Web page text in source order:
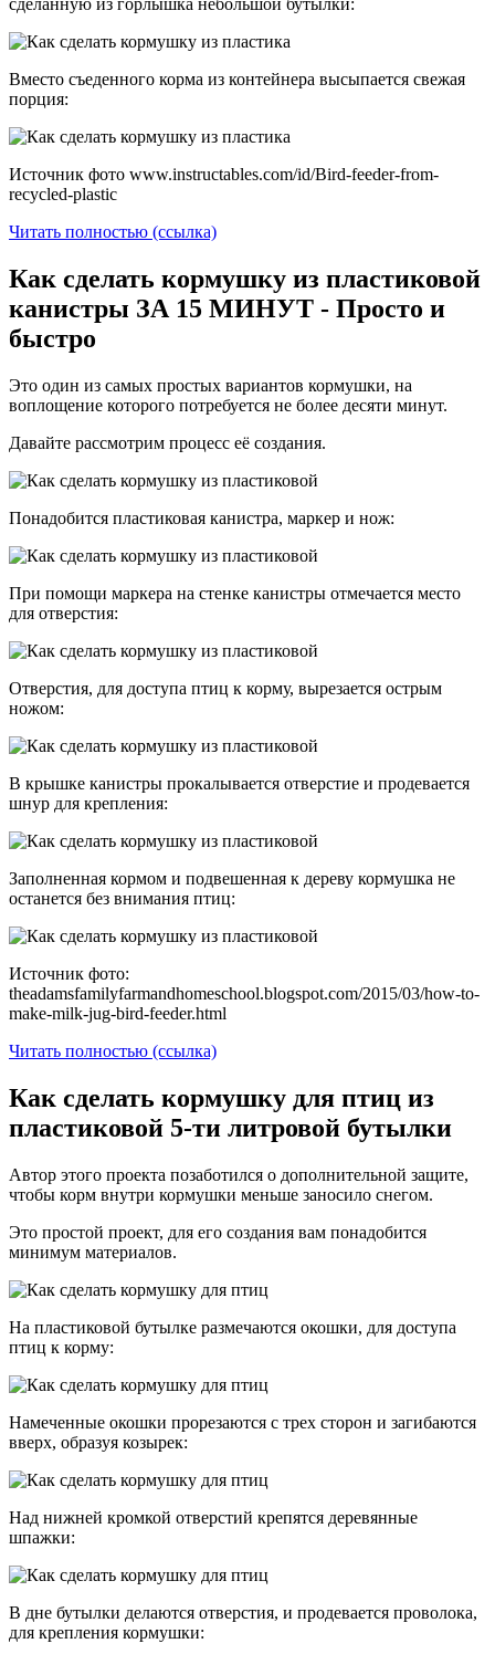
сделанную из горлышка небольшой бутылки:
Вместо съеденного корма из контейнера высыпается свежая
порция:
Источник фото www.instructables.com/id/Bird-feeder-from-
recycled-plastic
Читать полностью (ссылка)
Как сделать кормушку из пластиковой
канистры ЗА 15 МИНУТ - Просто и
быстро
Это один из самых простых вариантов кормушки, на
воплощение которого потребуется не более десяти минут.
Давайте рассмотрим процесс её создания.
Понадобится пластиковая канистра, маркер и нож:
При помощи маркера на стенке канистры отмечается место
для отверстия:
Отверстия, для доступа птиц к корму, вырезается острым
ножом:
В крышке канистры прокалывается отверстие и продевается
шнур для крепления:
Заполненная кормом и подвешенная к дереву кормушка не
останется без внимания птиц:
Источник фото:
theadamsfamilyfarmandhomeschool.blogspot.com/2015/03/how-to-
make-milk-jug-bird-feeder.html
Читать полностью (ссылка)
Как сделать кормушку для птиц из
пластиковой 5-ти литровой бутылки
Автор этого проекта позаботился о дополнительной защите,
чтобы корм внутри кормушки меньше заносило снегом.
Это простой проект, для его создания вам понадобится
минимум материалов.
На пластиковой бутылке размечаются окошки, для доступа
птиц к корму:
Намеченные окошки прорезаются с трех сторон и загибаются
вверх, образуя козырек:
Над нижней кромкой отверстий крепятся деревянные
шпажки:
В дне бутылки делаются отверстия, и продевается проволока,
для крепления кормушки: